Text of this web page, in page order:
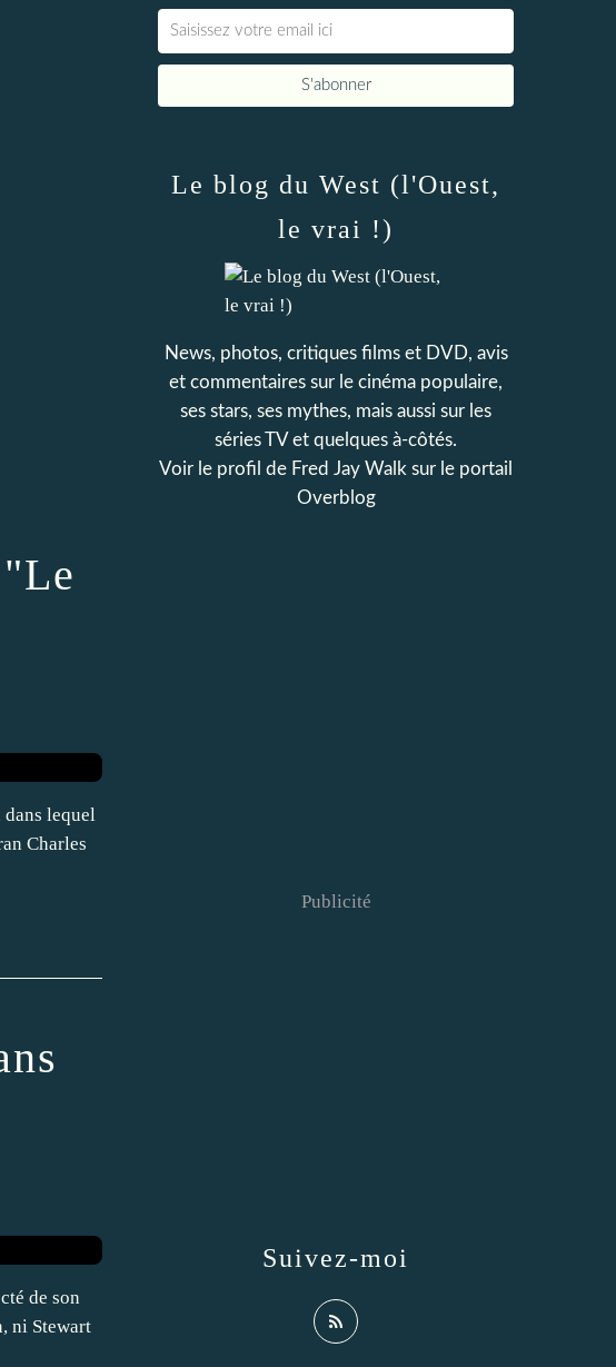
dans lequel
Charles
de son
ni Stewart
Le blog du West (l'Ouest,
le vrai !)
News, photos, critiques films et DVD, avis
et commentaires sur le cinéma populaire,
ses stars, ses mythes, mais aussi sur les
séries TV et quelques à-côtés.
Voir le profil de Fred Jay Walk sur le portail
Overblog
Suivez-moi
Publicité